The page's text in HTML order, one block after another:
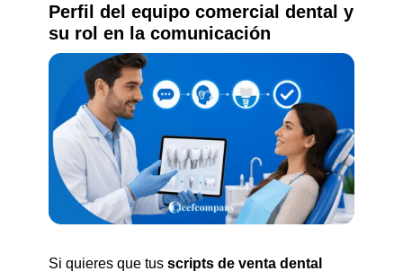
Perfil del equipo comercial dental y
su rol en la comunicación
Si quieres que tus scripts de venta dental